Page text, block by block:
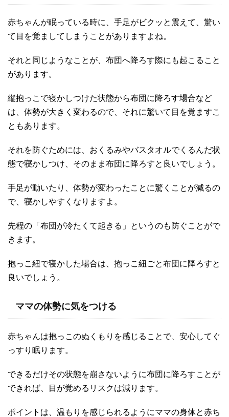
赤ちゃんが眠っている時に、手足がビクッと震えて、驚い
て目を覚ましてしまうことがありますよね。
それと同じようなことが、布団へ降ろす際にも起こること
があります。
縦抱っこで寝かしつけた状態から布団に降ろす場合など
は、体勢が大きく変わるので、それに驚いて目を覚ますこ
ともあります。
それを防ぐためには、おくるみやバスタオルでくるんだ状
態で寝かしつけ、そのまま布団に降ろすと良いでしょう。
手足が動いたり、体勢が変わったことに驚くことが減るの
で、寝かしやすくなりますよ。
先程の「布団が冷たくて起きる」というのも防ぐことがで
きます。
抱っこ紐で寝かした場合は、抱っこ紐ごと布団に降ろすと
良いでしょう。
ママの体勢に気をつける
赤ちゃんは抱っこのぬくもりを感じることで、安心してぐ
っすり眠ります。
できるだけその状態を崩さないように布団に降ろすことが
できれば、目が覚めるリスクは減ります。
ポイントは、温もりを感じられるようにママの身体と赤ち